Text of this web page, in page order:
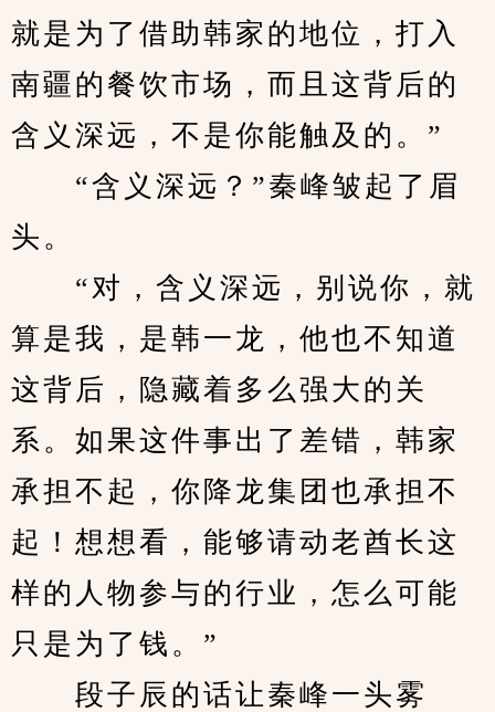
就是为了借助韩家的地位，打入
南疆的餐饮市场，而且这背后的
含义深远，不是你能触及的。”
“含义深远？”秦峰皱起了眉
头。
“对，含义深远，别说你，就
算是我，是韩一龙，他也不知道
这背后，隐藏着多么强大的关
系。如果这件事出了差错，韩家
承担不起，你降龙集团也承担不
起！想想看，能够请动老酋长这
样的人物参与的行业，怎么可能
只是为了钱。”
段子辰的话让秦峰一头雾